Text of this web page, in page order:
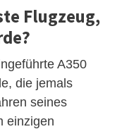
Flugzeug,
A350
die jemals
seines
einzigen